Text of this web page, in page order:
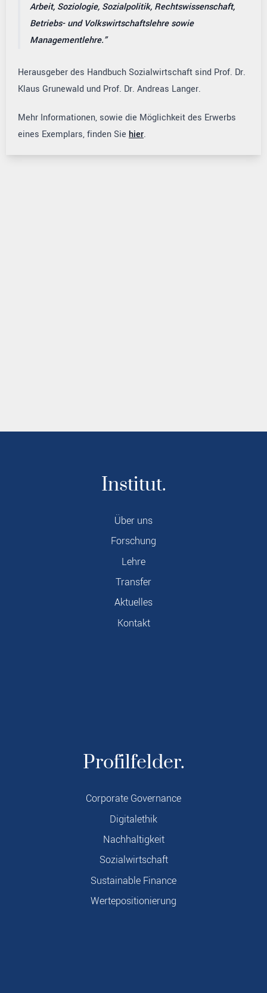
Arbeit, Soziologie, Sozialpolitik, Rechtswissenschaft,
Betriebs- und Volkswirtschaftslehre sowie
Managementlehre.
Herausgeber des Handbuch Sozialwirtschaft sind Prof. Dr.
Klaus Grunewald und Prof. Dr. Andreas Langer.
Mehr Informationen, sowie die Möglichkeit des Erwerbs
eines Exemplars, finden Sie hier.
Institut.
Über uns
Forschung
Lehre
Transfer
Aktuelles
Kontakt
Profilfelder.
Corporate Governance
Digitalethik
Nachhaltigkeit
Sozialwirtschaft
Sustainable Finance
Wertepositionierung